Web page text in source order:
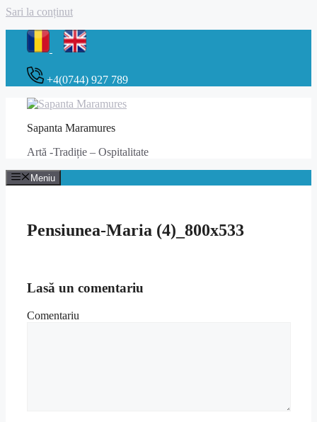
Sari la conținut
+4(0744) 927 789
Sapanta Maramures
Artă -Tradiție – Ospitalitate
Meniu
Pensiunea-Maria (4)_800x533
Lasă un comentariu
Comentariu